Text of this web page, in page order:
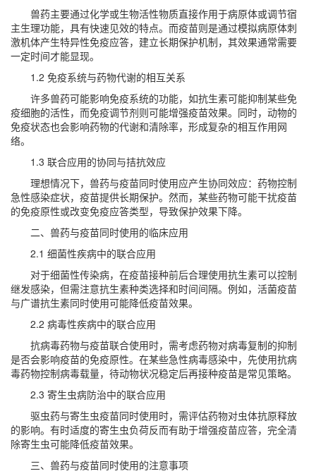
兽药主要通过化学或生物活性物质直接作用于病原体或调节宿
主生理功能，具有快速见效的特点。而疫苗则是通过模拟病原体刺
激机体产生特异性免疫应答，建立长期保护机制，其效果通常需要
一定时间才能显现。
1.2 免疫系统与药物代谢的相互关系
许多兽药可能影响免疫系统的功能，如抗生素可能抑制某些免
疫细胞的活性，而免疫调节剂则可能增强疫苗效果。同时，动物的
免疫状态也会影响药物的代谢和清除率，形成复杂的相互作用网
络。
1.3 联合应用的协同与拮抗效应
理想情况下，兽药与疫苗同时使用应产生协同效应：药物控制
急性感染症状，疫苗提供长期保护。然而，某些药物可能干扰疫苗
的免疫原性或改变免疫应答类型，导致保护效果下降。
二、兽药与疫苗同时使用的临床应用
2.1 细菌性疾病中的联合应用
对于细菌性传染病，在疫苗接种前后合理使用抗生素可以控制
继发感染，但需注意抗生素种类选择和时间间隔。例如，活菌疫苗
与广谱抗生素同时使用可能降低疫苗效果。
2.2 病毒性疾病中的联合应用
抗病毒药物与疫苗联合使用时，需考虑药物对病毒复制的抑制
是否会影响疫苗的免疫原性。在某些急性病毒感染中，先使用抗病
毒药物控制病毒载量，待动物状况稳定后再接种疫苗是常见策略。
2.3 寄生虫病防治中的联合应用
驱虫药与寄生虫疫苗同时使用时，需评估药物对虫体抗原释放
的影响。有时适度的寄生虫负荷反而有助于增强疫苗应答，完全清
除寄生虫可能降低疫苗效果。
三、兽药与疫苗同时使用的注意事项